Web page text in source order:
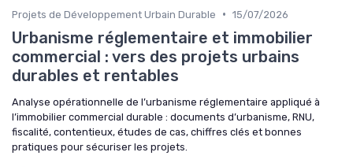
Projets de Développement Urbain Durable • 15/07/2026
Urbanisme réglementaire et immobilier
commercial : vers des projets urbains
durables et rentables
Analyse opérationnelle de l’urbanisme réglementaire appliqué à
l’immobilier commercial durable : documents d’urbanisme, RNU,
fiscalité, contentieux, études de cas, chiffres clés et bonnes
pratiques pour sécuriser les projets.